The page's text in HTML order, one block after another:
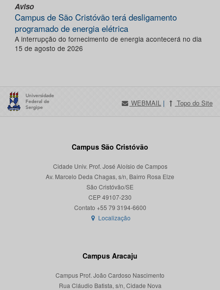
Aviso
Campus de São Cristóvão terá desligamento
programado de energia elétrica
A interrupção do fornecimento de energia acontecerá no dia
15 de agosto de 2026
WEBMAIL | Topo do Site
Campus São Cristóvão
Cidade Univ. Prof. José Aloísio de Campos
Av. Marcelo Deda Chagas, s/n, Bairro Rosa Elze
São Cristóvão/SE
CEP 49107-230
Localização
Campus Aracaju
Campus Prof. João Cardoso Nascimento
Rua Cláudio Batista, s/n, Cidade Nova